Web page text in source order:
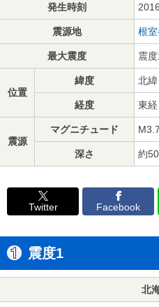
発生時刻
震源地 根
最大震度 震度
位置
緯度 北
経度 東
震源
マグニチュード M3.7
深さ 約
Twitter Facebook
震度1
北